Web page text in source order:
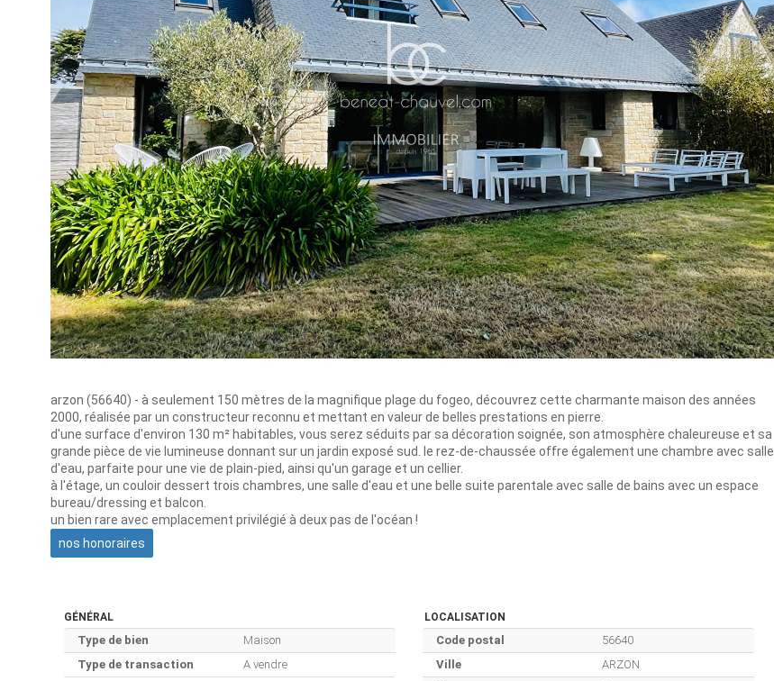
arzon (56640) - à seulement 150 mètres de la magnifique plage du fogeo, découvrez cette charmante maison des années
2000, réalisée par un constructeur reconnu et mettant en valeur de belles prestations en pierre.
d'une surface d'environ 130 m² habitables, vous serez séduits par sa décoration soignée, son atmosphère chaleureuse et sa
grande pièce de vie lumineuse donnant sur un jardin exposé sud. le rez-de-chaussée offre également une chambre avec salle
d'eau, parfaite pour une vie de plain-pied, ainsi qu'un garage et un cellier.
à l'étage, un couloir dessert trois chambres, une salle d'eau et une belle suite parentale avec salle de bains avec un espace
bureau/dressing et balcon.
un bien rare avec emplacement privilégié à deux pas de l'océan !
nos honoraires
GÉNÉRAL
Type de bien
Maison
Type de transaction
A vendre
LOCALISATION
Code postal
56640
Ville
ARZON